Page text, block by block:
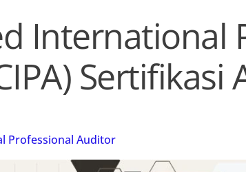
International
Sertifikasi
Professional Auditor